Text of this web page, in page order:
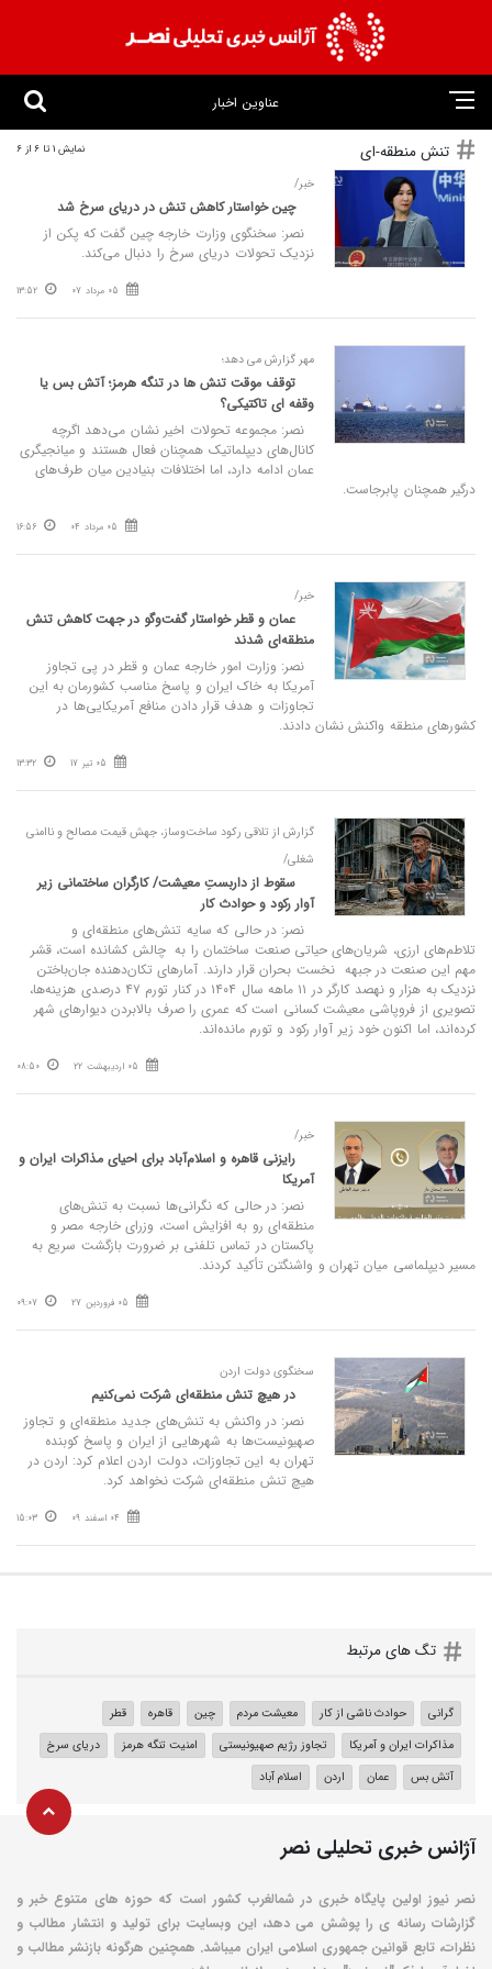
عناوین اخبار
تنش منطقه-ای نمایش 1 تا 6 از 6
خبر/
چین خواستار کاهش تنش در دریای سرخ شد
نصر: سخنگوی وزارت خارجه چین گفت که پکن از
نزدیک تحولات دریای سرخ را دنبال می‌کند.
05 مرداد 07 13:52
مهر گزارش می‌ دهد؛
توقف موقت تنش‌ ها در تنگه هرمز؛ آتش‌ بس یا
وقفه‌ ای تاکتیکی؟
نصر: مجموعه تحولات اخیر نشان می‌دهد اگرچه
کانال‌های دیپلماتیک همچنان فعال هستند و میانجیگری
عمان ادامه دارد، اما اختلافات بنیادین میان طرف‌های
درگیر همچنان پابرجاست.
05 مرداد 04 16:56
خبر/
عمان و قطر خواستار گفت‌وگو در جهت کاهش تنش‌
منطقه‌ای شدند
نصر: وزارت امور خارجه عمان و قطر در پی تجاوز
آمریکا به خاک ایران و پاسخ مناسب کشورمان به این
تجاوزات و هدف قرار دادن منافع‌ آمریکایی‌ها در
کشورهای منطقه واکنش نشان دادند.
05 تیر 17 13:32
گزارش از تلاقی رکود ساخت‌وساز، جهش قیمت مصالح و ناامنی
شغلی/
سقوط از داربستِ معیشت/ کارگران ساختمانی زیر
آوار رکود و حوادث کار
نصر: در حالی که سایه تنش‌های منطقه‌ای و
تلاطم‌های ارزی، شریان‌های حیاتی صنعت ساختمان را به چالش کشانده است، قشر
مهم این صنعت در جبهه نخست بحران قرار دارند. آمارهای تکان‌دهنده جان‌باختن
نزدیک به هزار و نهصد کارگر در ۱۱ ماهه سال ۱۴۰۴ در کنار تورم ۴۷ درصدی هزینه‌ها،
تصویری از فروپاشی معیشت کسانی است که عمری را صرف بالابردن دیوارهای شهر
کرده‌اند، اما اکنون خود زیر آوار رکود و تورم مانده‌اند.
05 اردیبهشت 22 08:50
خبر/
رایزنی قاهره و اسلام‌آباد برای احیای مذاکرات ایران و
آمریکا
نصر: در حالی که نگرانی‌ها نسبت به تنش‌های
منطقه‌ای رو به افزایش است، وزرای خارجه مصر و
پاکستان در تماس تلفنی بر ضرورت بازگشت سریع به
مسیر دیپلماسی میان تهران و واشنگتن تأکید کردند.
05 فروردین 27 09:07
سخنگوی دولت اردن
در هیچ تنش منطقه‌ای شرکت نمی‌کنیم
نصر: در واکنش به تنش‌های جدید منطقه‌ای و تجاوز
صهیونیست‌ها به شهرهایی از ایران و پاسخ کوبنده
تهران به این تجاوزات، دولت اردن اعلام کرد: اردن در
هیچ تنش منطقه‌ای شرکت نخواهد کرد.
04 اسفند 09 15:03
تگ های مرتبط
گرانی حوادث ناشی از کار معیشت مردم چین قاهره
قطر
مذاکرات ایران و آمریکا
تجاوز رژیم صهیونیستی امنیت تنگه هرمز
دریای سرخ
آتش بس
عمان اردن اسلام آباد
آژانس خبری تحلیلی نصر
نصر نیوز اولین پایگاه خبری در شمالغرب کشور است که حوزه های متنوع خبر و
گزارشات رسانه ی را پوشش می دهد، این وبسایت برای تولید و انتشار مطالب و
نظرات، تابع قوانین جمهوری اسلامی ایران میباشد. همچنین هرگونه بازنشر مطالب و